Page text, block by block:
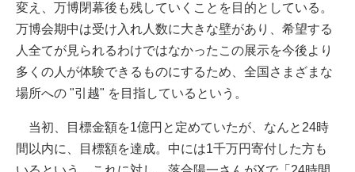
変え、万博閉幕後も残していくことを目的としている。
万博会期中は受け入れ人数に大きな壁があり、希望する
人全てが見られるわけではなかったこの展示を今後より
多くの人が体験できるものにするため、全国さまざまな
場所への "引越" を目指しているという。
当初、目標金額を1億円と定めていたが、なんと24時
間以内に、目標額を達成。中には1千万円寄付した方も